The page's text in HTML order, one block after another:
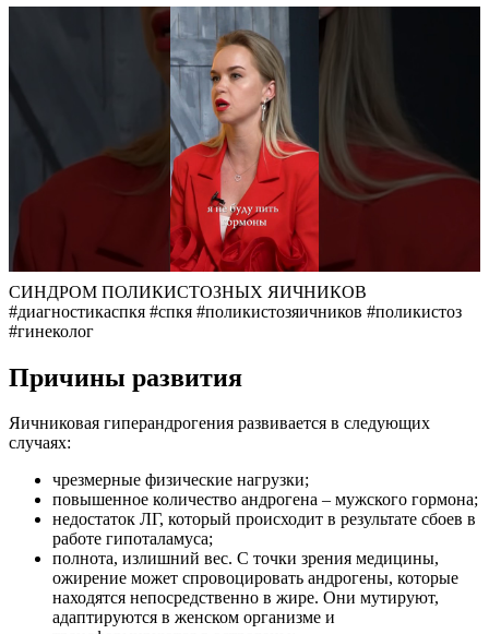
СИНДРОМ ПОЛИКИСТОЗНЫХ ЯИЧНИКОВ
#диагностикаспкя #спкя #поликистозяичников #поликистоз
#гинеколог
Причины развития
Яичниковая гиперандрогения развивается в следующих
случаях:
чрезмерные физические нагрузки;
повышенное количество андрогена – мужского гормона;
недостаток ЛГ, который происходит в результате сбоев в
работе гипоталамуса;
полнота, излишний вес. С точки зрения медицины,
ожирение может спровоцировать андрогены, которые
находятся непосредственно в жире. Они мутируют,
адаптируются в женском организме и